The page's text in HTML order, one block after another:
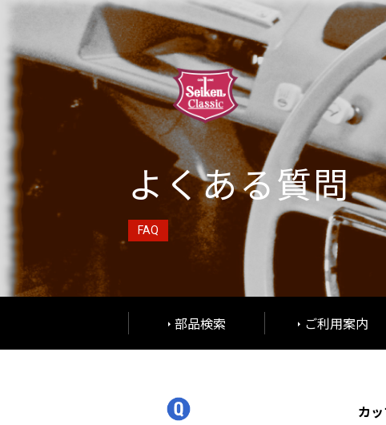
よくある質問
FAQ
部品検索 ご利用案内
カ